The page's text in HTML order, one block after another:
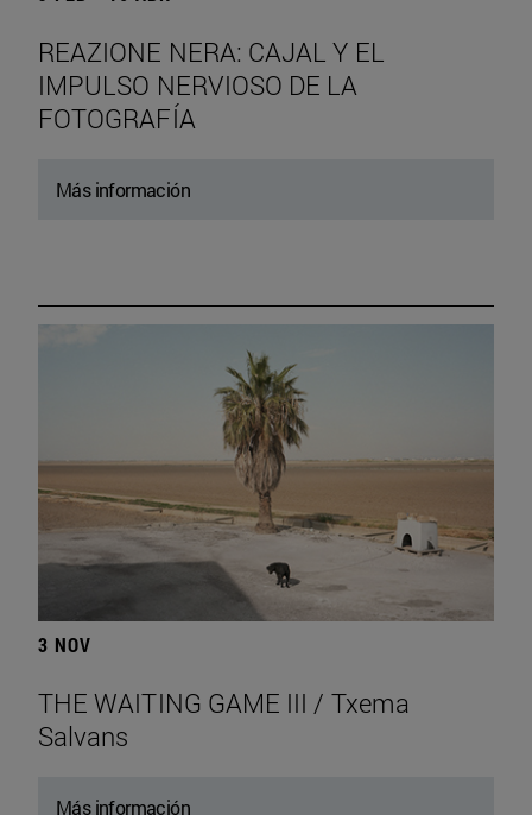
REAZIONE NERA: CAJAL Y EL
IMPULSO NERVIOSO DE LA
FOTOGRAFÍA
Más información
3 NOV
THE WAITING GAME III / Txema
Salvans
Más información